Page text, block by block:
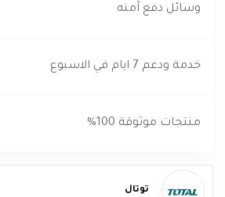
وسائل دفع آمنه
خدمة ودعم 7 ايام في الاسبوع
منتجات موثوقة 100%
توتال